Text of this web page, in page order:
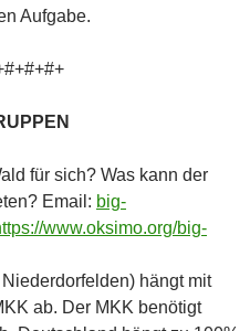
Aufgabe.
für sich? Was kann der
Email: big-
www.oksimo.org/big-
hängt mit
ab. Der MKK benötigt